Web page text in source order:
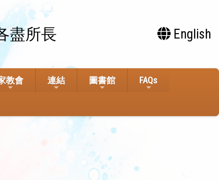
盡所長 English
教會 連結 圖書館 FAQs